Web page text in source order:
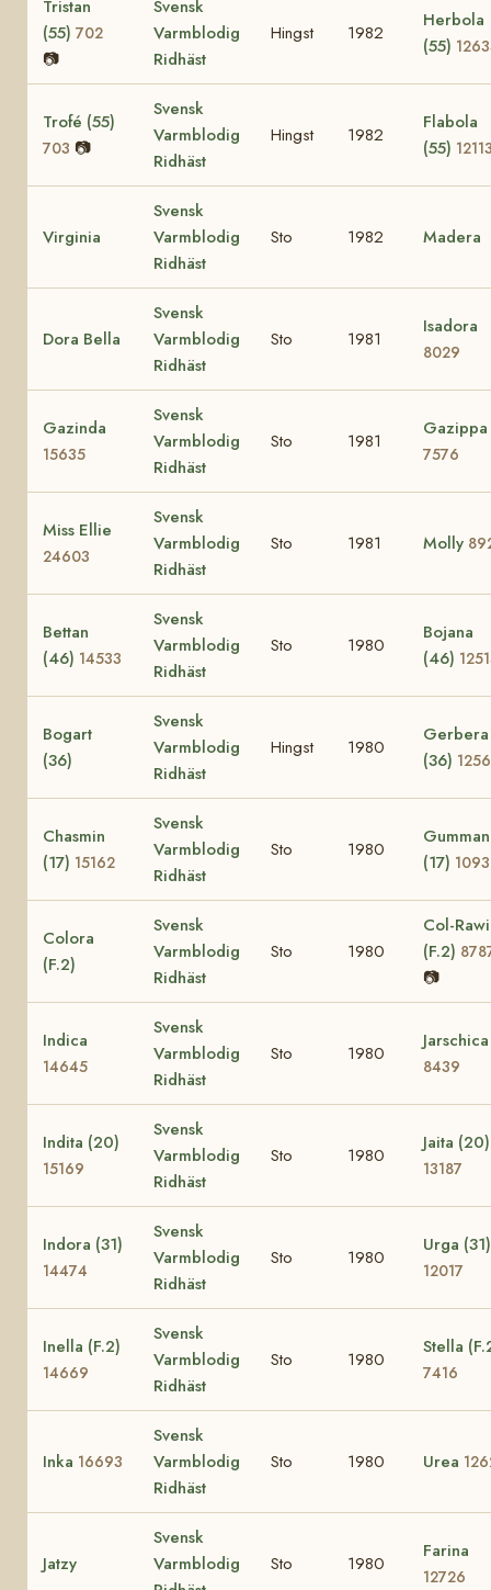
Tristan
(55) 702
📷
Svensk
Varmblodig
Ridhäst
Hingst 1982
Herbola
(55)
Trofé (55)
703 📷
Svensk
Varmblodig
Ridhäst
Hingst 1982
Flabola
(55)
Virginia
Svensk
Varmblodig
Ridhäst
Sto 1982 Madera
Dora Bella
Svensk
Varmblodig
Ridhäst
Sto 1981
Isadora
8029
Gazinda
15635
Svensk
Varmblodig
Ridhäst
Sto 1981
Gazippa
7576
Miss Ellie
24603
Svensk
Varmblodig
Ridhäst
Sto 1981 Molly
Bettan
(46) 14533
Svensk
Varmblodig
Ridhäst
Sto 1980
Bojana
(46)
Bogart
(36)
Svensk
Varmblodig
Ridhäst
Hingst 1980
Gerbera
(36)
Chasmin
(17) 15162
Svensk
Varmblodig
Ridhäst
Sto 1980
Gumman
(17)
Colora
(F.2)
Svensk
Varmblodig
Ridhäst
Sto 1980
Col-
(F.2)
📷
Indica
14645
Svensk
Varmblodig
Ridhäst
Sto 1980
Jarschica
8439
Indita (20)
15169
Svensk
Varmblodig
Ridhäst
Sto 1980
Jaita (20)
13187
Indora (31)
14474
Svensk
Varmblodig
Ridhäst
Sto 1980
Urga (31)
12017
Inella (F.2)
14669
Svensk
Varmblodig
Ridhäst
Sto 1980
Stella
7416
Inka 16693
Svensk
Varmblodig
Ridhäst
Sto 1980 Urea
Jatzy
Svensk
Varmblodig
Sto 1980
Farina
12726